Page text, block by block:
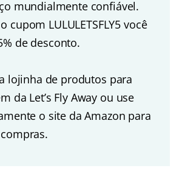
mundialmente confiável.
cupom LULULETSFLY5 você
de desconto.
lojinha de produtos para
da Let’s Fly Away ou use
o site da Amazon para